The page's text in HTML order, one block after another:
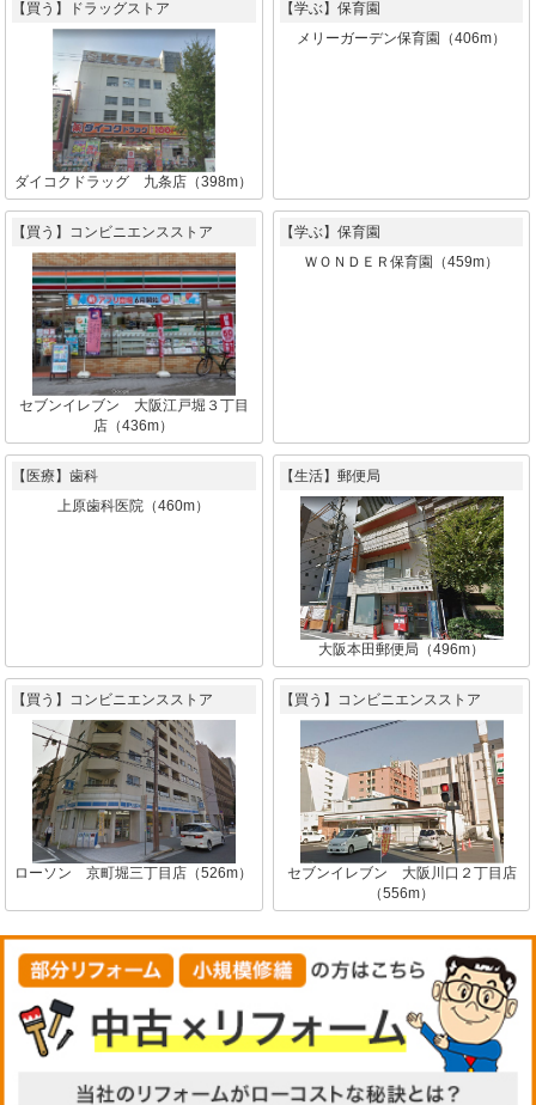
【買う】ドラッグストア
ダイコクドラッグ 九条店（398m）
【学ぶ】保育園
メリーガーデン保育園（406m）
【買う】コンビニエンスストア
セブンイレブン 大阪江戸堀３丁目
店（436m）
【学ぶ】保育園
ＷＯＮＤＥＲ保育園（459m）
【医療】歯科
上原歯科医院（460m）
【生活】郵便局
大阪本田郵便局（496m）
【買う】コンビニエンスストア
ローソン 京町堀三丁目店（526m）
【買う】コンビニエンスストア
セブンイレブン 大阪川口２丁目店
（556m）